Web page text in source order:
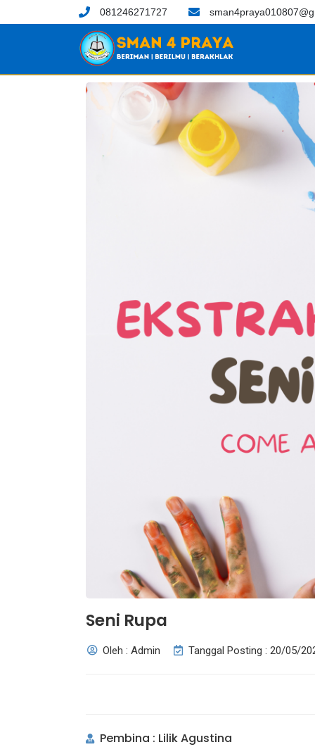
081246271727
Seni Rupa
Oleh : Admin Tanggal Posting : 20/05/
Pembina : Lilik Agustina